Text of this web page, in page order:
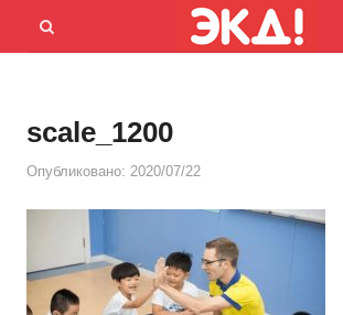
Menu
Открыть
scale_1200
Опубликовано: 2020/07/22